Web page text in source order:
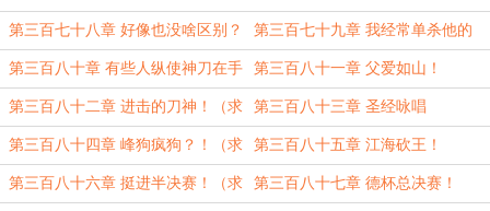
（求月票求订阅）
第三百七十八章 好像也没啥区别？
（求月票求订阅）
第三百七十九章 我经常单杀他的
第三百八十章 有些人纵使神刀在手
（求月票求订阅）
第三百八十一章 父爱如山！
第三百八十二章 进击的刀神！（求
月票求订阅）
第三百八十三章 圣经咏唱
第三百八十四章 峰狗疯狗？！（求
月票求订阅）
第三百八十五章 江海砍王！
第三百八十六章 挺进半决赛！（求 第三百八十七章 德杯总决赛！